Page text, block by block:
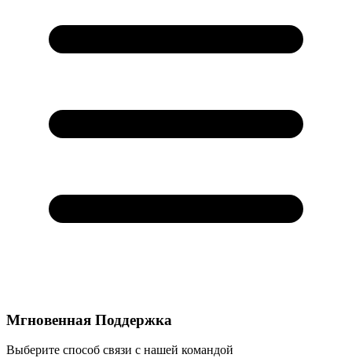
Мгновенная Поддержка
Выберите способ связи с нашей командой